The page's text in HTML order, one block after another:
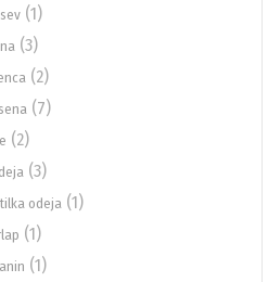
(1)
(3)
(2)
(7)
(2)
(3)
odeja (1)
(1)
(1)